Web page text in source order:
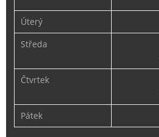
Úterý
Středa
Čtvrtek
Pátek